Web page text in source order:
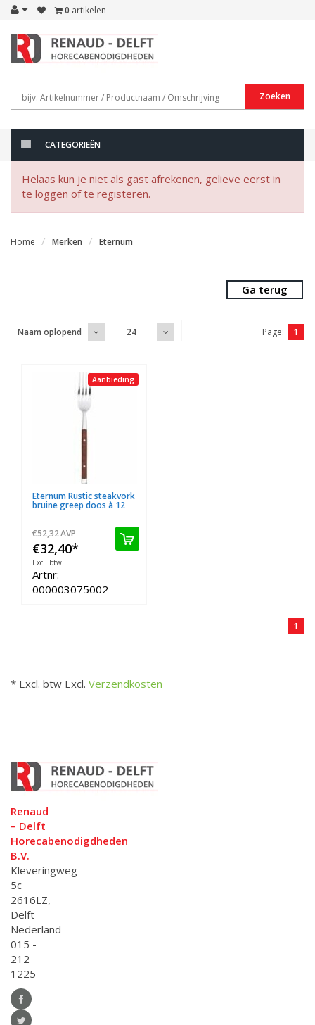
0 artikelen
Zoeken
CATEGORIEËN
Helaas kun je niet als gast afrekenen, gelieve eerst in
te loggen of te registeren.
Home Merken Eternum
Ga terug
Naam oplopend 24 Page: 1
Aanbieding
Eternum Rustic steakvork
bruine greep doos à 12
€52,32AVP
€32,40*
Excl. btw
Artnr:
000003075002
1
* Excl. btw Excl. Verzendkosten
Renaud
– Delft
Horecabenodigdheden
B.V.
Kleveringweg
5c
2616LZ,
Delft
Nederland
015 -
212
1225